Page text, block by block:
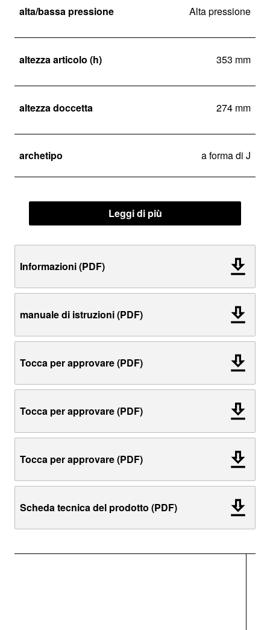
alta/bassa pressione Alta pressione
altezza articolo (h) 353 mm
altezza doccetta 274 mm
archetipo a forma di J
Leggi di più
Informazioni (PDF)
manuale di istruzioni (PDF)
Tocca per approvare (PDF)
Tocca per approvare (PDF)
Tocca per approvare (PDF)
Scheda tecnica del prodotto (PDF)